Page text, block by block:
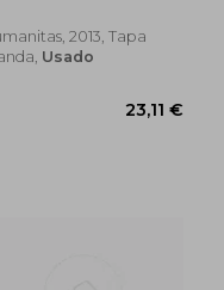
dcto. 2013, Tapa
Usado